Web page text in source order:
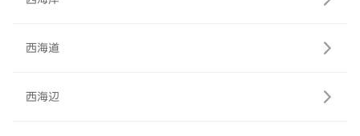
西海道
西海辺